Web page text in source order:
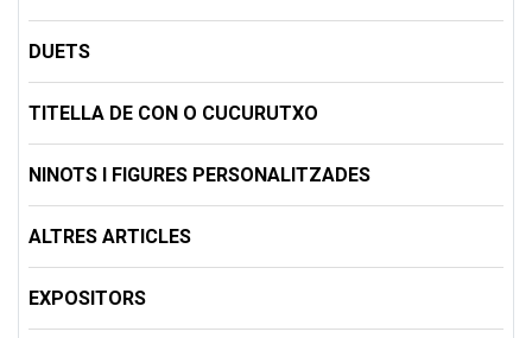
DUETS
TITELLA DE CON O CUCURUTXO
NINOTS I FIGURES PERSONALITZADES
ALTRES ARTICLES
EXPOSITORS